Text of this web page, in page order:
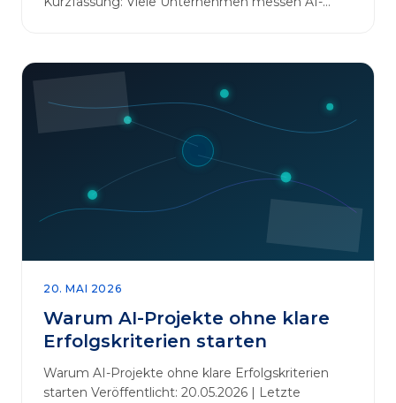
20. MAI 2026
Warum AI-Projekte ohne klare
Erfolgskriterien starten
Warum AI-Projekte ohne klare Erfolgskriterien
starten Veröffentlicht: 20.05.2026 | Letzte